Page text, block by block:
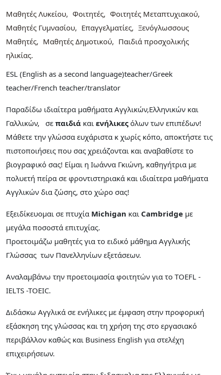
Μαθητές Λυκείου Φοιτητές
Φοιτητές Μεταπτυχιακού
Μαθητές Γυμνασίου
Επαγγελματίες
Ξενόγλωσσους
Μαθητές
Μαθητές Δημοτικού
Παιδιά προσχολικής
ηλικίας
ESL (English as a second language)teacher/Greek
teacher/French teacher/translator
Παραδίδω ιδιαίτερα μαθήματα Αγγλικών,Ελληνικών και
Γαλλικών, σε παιδιά και ενήλικεςόλων των επιπέδων!
Μάθετε την γλώσσα ευχάριστα κ χωρίς κόπο, αποκτήστε τις
πιστοποιήσεις που σας χρειάζονται και αναβαθίστε το
βιογραφικό σας! Είμαι η Ιωάννα Γκιώνη, καθηγήτρια με
πολυετή πείρα σε φροντιστηριακά και ιδιαίτερα μαθήματα
Αγγλικών δια ζώσης, στο χώρο σας!
Εξειδίκευομαι σε πτυχία Michigan και Cambridge με
μεγάλα ποσοστά επιτυχίας.
Προετοιμάζω μαθητές για το ειδικό μάθημα Αγγλικής
Γλώσσας των Πανελληνίων εξετάσεων.
Αναλαμβάνω την προετοιμασία φοιτητών για το TOEFL -
IELTS -TOEIC.
Διδάσκω Αγγλικά σε ενήλικες με έμφαση στην προφορική
εξάσκηση της γλώσσας και τη χρήση της στο εργασιακό
περιβάλλον καθώς και Business English για στελέχη
επιχειρήσεων.